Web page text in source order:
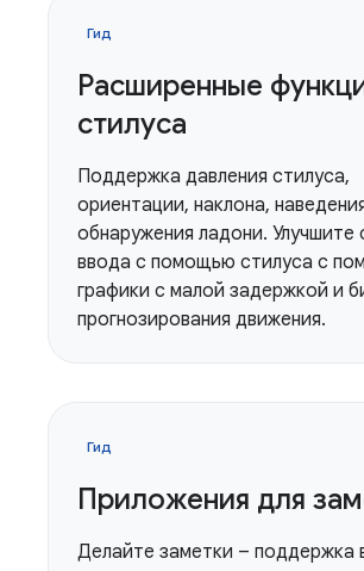
Гид
Расширенные
стилуса
Поддержка давления стилуса,
ориентации, наклона,
обнаружения ладони. Улучшите
ввода с помощью стилуса с
графики с малой задержкой и
прогнозирования движения.
Гид
Приложения для
Делайте заметки – поддержка